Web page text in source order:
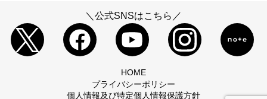
＼公式SNSはこちら／
HOME
プライバシーポリシー
個人情報及び特定個人情報保護方針